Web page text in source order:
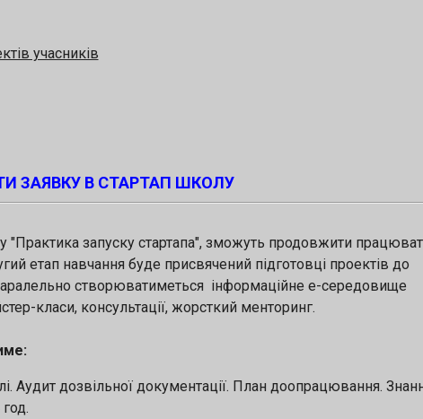
учасників
ЗАЯВКУ В СТАРТАП ШКОЛУ
"Практика запуску стартапа", зможуть продовжити
етап навчання буде присвячений підготовці проектів до
створюватиметься інформаційне е-середовище
класи, консультації, жорсткий менторинг.
Аудит дозвільної документації. План доопрацювання.